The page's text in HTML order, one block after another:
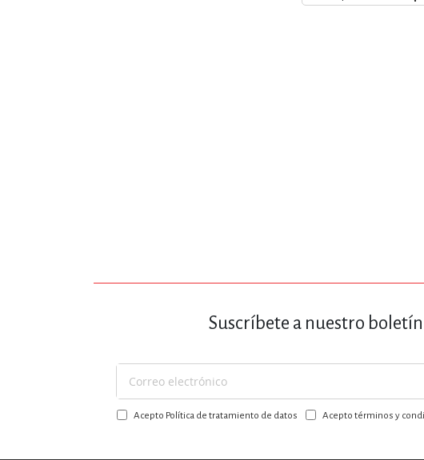
MATEMÁTICAS Y
NOVELA
Suscríbete a nuestro boletín
Suscríbase
a
nuestroAcepto Política de tratamiento de datos Acepto términos y